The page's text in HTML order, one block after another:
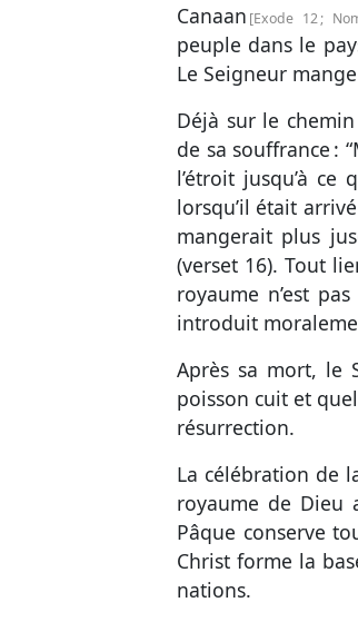
Canaan Exode 12;
peuple dans le
Le Seigneur
Déjà sur le
de sa souffrance :
l’étroit jusqu’à ce
lorsqu’il était
mangerait plus
(verset 16). Tout
royaume n’est
introduit
Après sa mort, le
poisson cuit et
résurrection.
La célébration de
royaume de Dieu
Pâque conserve
Christ forme la
nations.